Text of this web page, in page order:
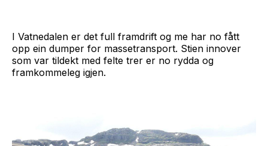
I Vatnedalen er det full framdrift og me har no fått
opp ein dumper for massetransport. Stien innover
som var tildekt med felte trer er no rydda og
framkommeleg igjen.